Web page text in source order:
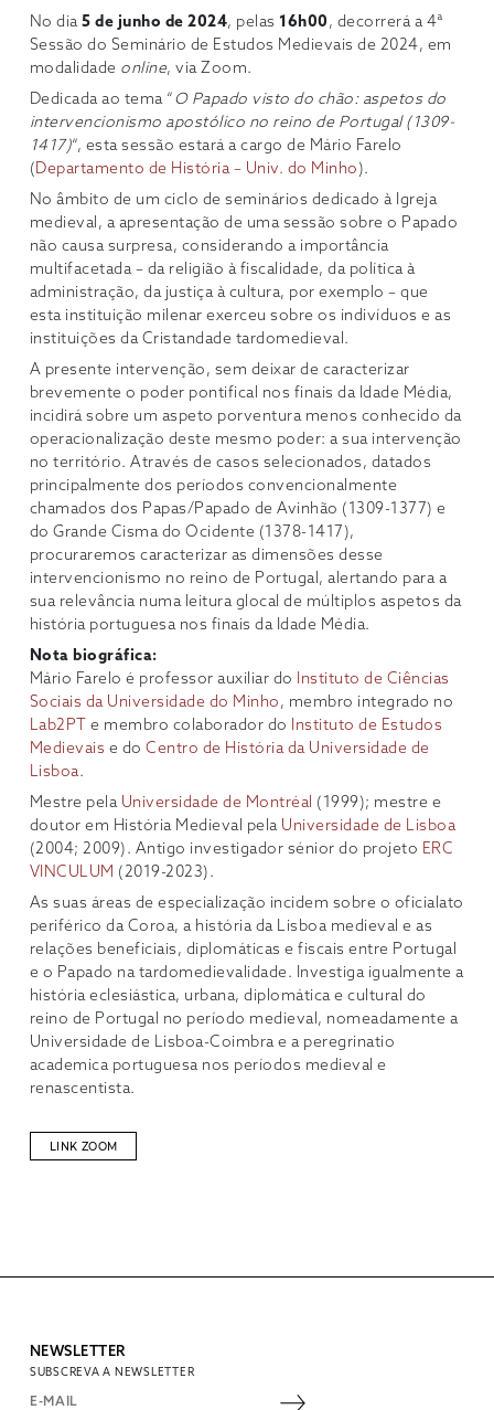
No dia5 de junho de 2024, pelas 16h00, decorrerá a 4ª
Sessão do Seminário de Estudos Medievais de 2024, em
modalidade online, via Zoom.
Dedicada ao tema “O Papado visto do chão: aspetos do
intervencionismo apostólico no reino de Portugal (1309-
1417)“, esta sessão estará a cargo de Mário Farelo
(Departamento de História – Univ. do Minho).
No âmbito de um ciclo de seminários dedicado à Igreja
medieval, a apresentação de uma sessão sobre o Papado
não causa surpresa, considerando a importância
multifacetada – da religião à fiscalidade, da política à
administração, da justiça à cultura, por exemplo – que
esta instituição milenar exerceu sobre os indivíduos e as
instituições da Cristandade tardomedieval.
A presente intervenção, sem deixar de caracterizar
brevemente o poder pontifical nos finais da Idade Média,
incidirá sobre um aspeto porventura menos conhecido da
operacionalização deste mesmo poder: a sua intervenção
no território. Através de casos selecionados, datados
principalmente dos períodos convencionalmente
chamados dos Papas/Papado de Avinhão (1309-1377) e
do Grande Cisma do Ocidente (1378-1417),
procuraremos caracterizar as dimensões desse
intervencionismo no reino de Portugal, alertando para a
sua relevância numa leitura glocal de múltiplos aspetos da
história portuguesa nos finais da Idade Média.
Nota biográfica:
Mário Farelo é professor auxiliar do Instituto de Ciências
Sociais da Universidade do Minho, membro integrado no
Lab2PT e membro colaborador do Instituto de Estudos
Medievais e doCentro de História da Universidade de
Lisboa.
Mestre pela Universidade de Montréal (1999); mestre e
doutor em História Medieval pela Universidade de Lisboa
(2004; 2009). Antigo investigador sénior do projeto ERC
VINCULUM (2019-2023).
As suas áreas de especialização incidem sobre o oficialato
periférico da Coroa, a história da Lisboa medieval e as
relações beneficiais, diplomáticas e fiscais entre Portugal
e o Papado na tardomedievalidade. Investiga igualmente a
história eclesiástica, urbana, diplomática e cultural do
reino de Portugal no período medieval, nomeadamente a
Universidade de Lisboa-Coimbra e a peregrinatio
academica portuguesa nos períodos medieval e
renascentista.
LINK ZOOM
NEWSLETTER
SUBSCREVA A NEWSLETTER